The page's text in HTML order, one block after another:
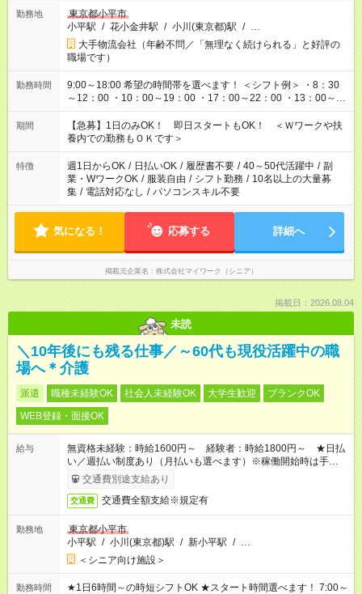
勤務地
東京都小平市
小平駅 / 花小金井駅 / 小川(東京都)駅 / …
大手物流会社（年齢不問／「無理なく続けられる」と好評の
職場です）
勤務時間
9:00～18:00 希望の時間帯を選べます！ ＜シフト例＞ ・8：30
～12：00 ・10：00～19：00 ・17：00～22：00 ・13：00～
22：00 ・22：00～翌6：00 など
期間
【急募】1日のみOK！ 即日スタートもOK！ ＜Ｗワークや扶
養内での勤務もＯＫです＞
特徴 週1日からOK / 日払いOK / 履歴書不要 / 40～50代活躍中 / 副
業・WワークOK / 服装自由 / シフト勤務 / 10名以上の大量募
集 / 電話対応なし / パソコンスキル不要
気になる！ 応募する 詳細へ
掲載元企業名 株式会社マイワーク（シニア）
掲載日：2026.08.04
未読
＼10年後にも残る仕事／～60代も現役活躍中の職
場へ＊介護
派遣 職種未経験OK 社会人未経験OK 大学生歓迎
ブランクOK
WEB登録・面接OK
給与
無資格未経験：時給1600円～ 経験者：時給1800円～ ★日払
い／週払い制度あり（月払いも選べます）※稼働開始時は手続き
完了次第のお支払いとなります。
交通費別途支給あり
交通費 交通費全額支給※規定有
勤務地
東京都小平市
小平駅 / 小川(東京都)駅 / 新小平駅 / …
＜シニア向け施設＞
勤務時間
★1日6時間～の時短シフトOK ★スタート時間選べます！ 7:00～